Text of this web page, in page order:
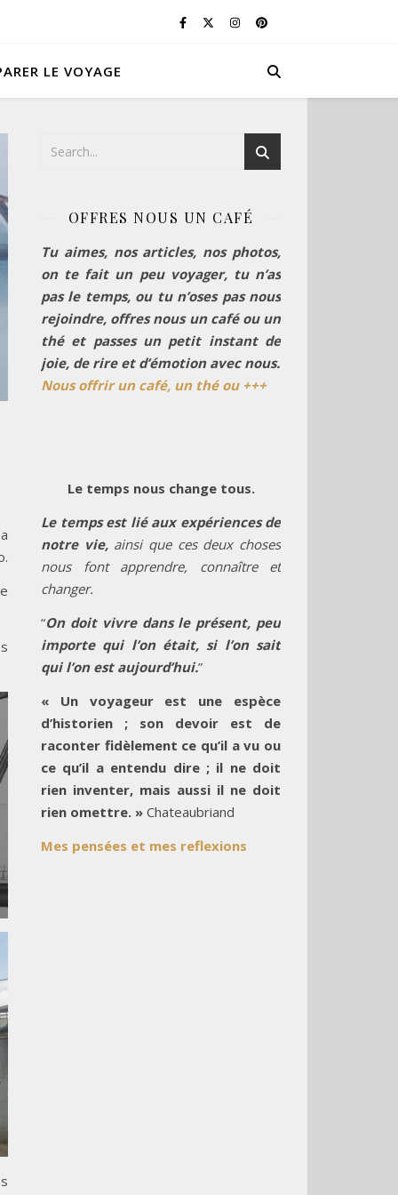
LE VOYAGE
OFFRES NOUS UN CAFÉ
Tu aimes, nos articles, nos photos,
on te fait un peu voyager, tu n’as
pas le temps, ou tu n’oses pas nous
rejoindre, offres nous un café ou un
thé et passes un petit instant de
joie, de rire et d’émotion avec nous.
Nous offrir un café, un thé ou +++
Le temps nous change tous.
Le temps est lié aux expériences de
notre vie, ainsi que ces deux choses
nous font apprendre, connaître et
changer.
“On doit vivre dans le présent, peu
importe qui l’on était, si l’on sait
qui l’on est aujourd’hui.”
« Un voyageur est une espèce
d’historien ; son devoir est de
raconter fidèlement ce qu’il a vu ou
ce qu’il a entendu dire ; il ne doit
rien inventer, mais aussi il ne doit
rien omettre. » Chateaubriand
Mes pensées et mes reflexions